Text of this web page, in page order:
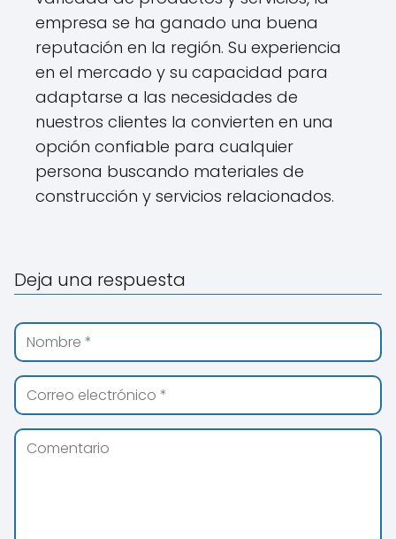
empresa se ha ganado una buena
reputación en la región. Su experiencia
en el mercado y su capacidad para
adaptarse a las necesidades de
nuestros clientes la convierten en una
opción confiable para cualquier
persona buscando materiales de
construcción y servicios relacionados.
Deja una respuesta